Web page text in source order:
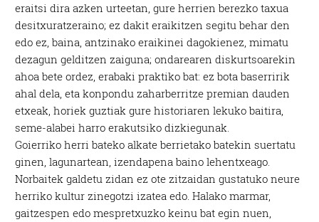
eraitsi dira azken urteetan, gure herrien berezko taxua
desitxuratzeraino; ez dakit eraikitzen segitu behar den
edo ez, baina, antzinako eraikinei dagokienez, mimatu
dezagun gelditzen zaiguna; ondarearen diskurtsoarekin
ahoa bete ordez, erabaki praktiko bat: ez bota baserririk
ahal dela, eta konpondu zaharberritze premian dauden
etxeak, horiek guztiak gure historiaren lekuko baitira,
seme-alabei harro erakutsiko dizkiegunak.
Goierriko herri bateko alkate berrietako batekin suertatu
ginen, lagunartean, izendapena baino lehentxeago.
Norbaitek galdetu zidan ez ote zitzaidan gustatuko neure
herriko kultur zinegotzi izatea edo. Halako marmar,
gaitzespen edo mespretxuzko keinu bat egin nuen,